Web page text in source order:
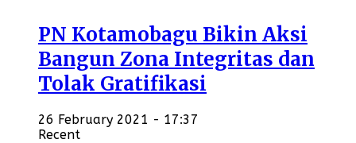
PN Kotamobagu Bikin Aksi
Bangun Zona Integritas dan
Tolak Gratifikasi
26 February 2021 - 17:37
Recent